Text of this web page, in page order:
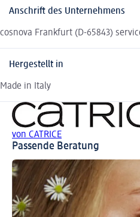
Anschrift des Unternehmens
cosnova Frankfurt (D-65843)
Hergestellt in
Made in Italy
von CATRICE
Passende Beratung